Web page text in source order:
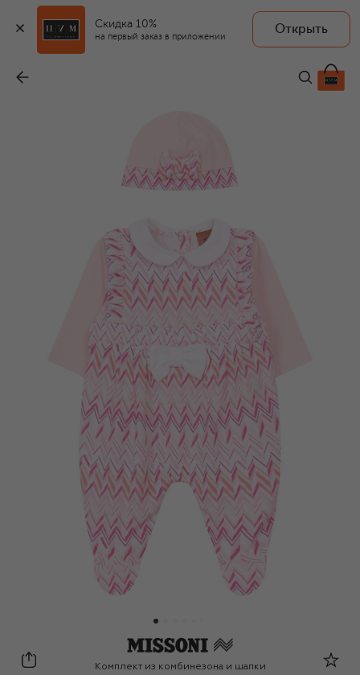
Скидка 10%
на первый заказ в приложении
Открыть
29 950 ₽
Missoni
Комплект из комбинезона и шапки